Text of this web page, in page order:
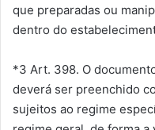
que preparadas ou
dentro do
*3 Art. 398. O
deverá ser preenchido
sujeitos ao regime